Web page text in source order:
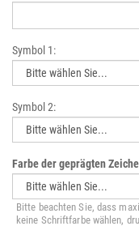
Symbol 1:
Symbol 2:
Farbe der geprägten
Bitte beachten Sie, dass
keine Schriftfarbe wählen,